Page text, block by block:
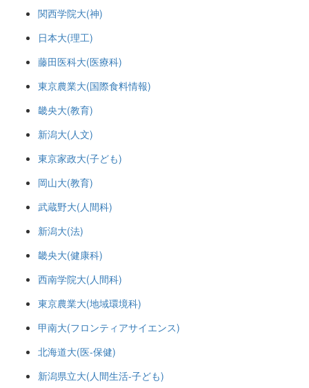
関西学院大(神)
日本大(理工)
藤田医科大(医療科)
東京農業大(国際食料情報)
畿央大(教育)
新潟大(人文)
東京家政大(子ども)
岡山大(教育)
武蔵野大(人間科)
新潟大(法)
畿央大(健康科)
西南学院大(人間科)
東京農業大(地域環境科)
甲南大(フロンティアサイエンス)
北海道大(医-保健)
新潟県立大(人間生活-子ども)